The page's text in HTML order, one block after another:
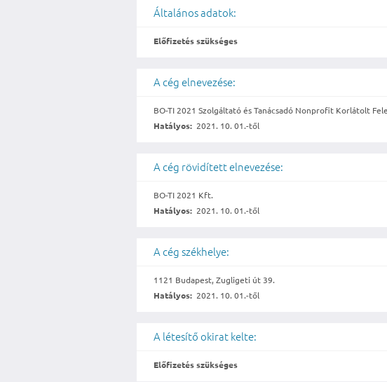
Általános adatok:
Előfizetés szükséges
A cég elnevezése:
BO-TI 2021 Szolgáltató és Tanácsadó Nonprofit Korlátolt
Hatályos: 2021. 10. 01.-től
A cég rövidített elnevezése:
BO-TI 2021 Kft.
Hatályos: 2021. 10. 01.-től
A cég székhelye:
1121 Budapest, Zugligeti út 39.
Hatályos: 2021. 10. 01.-től
A létesítő okirat kelte:
Előfizetés szükséges